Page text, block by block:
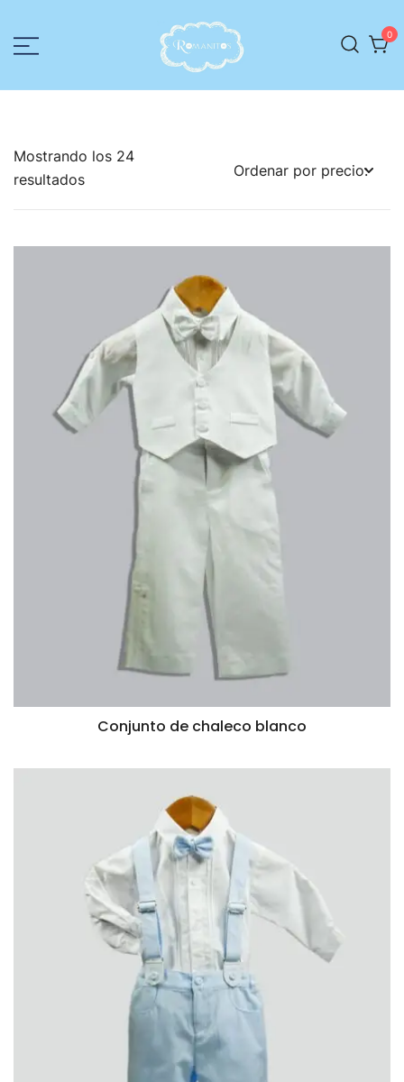
Romanitos
Ropa para niños
0
Mostrando los 24
resultados
VISTA RÁPIDA
Conjunto de chaleco blanco